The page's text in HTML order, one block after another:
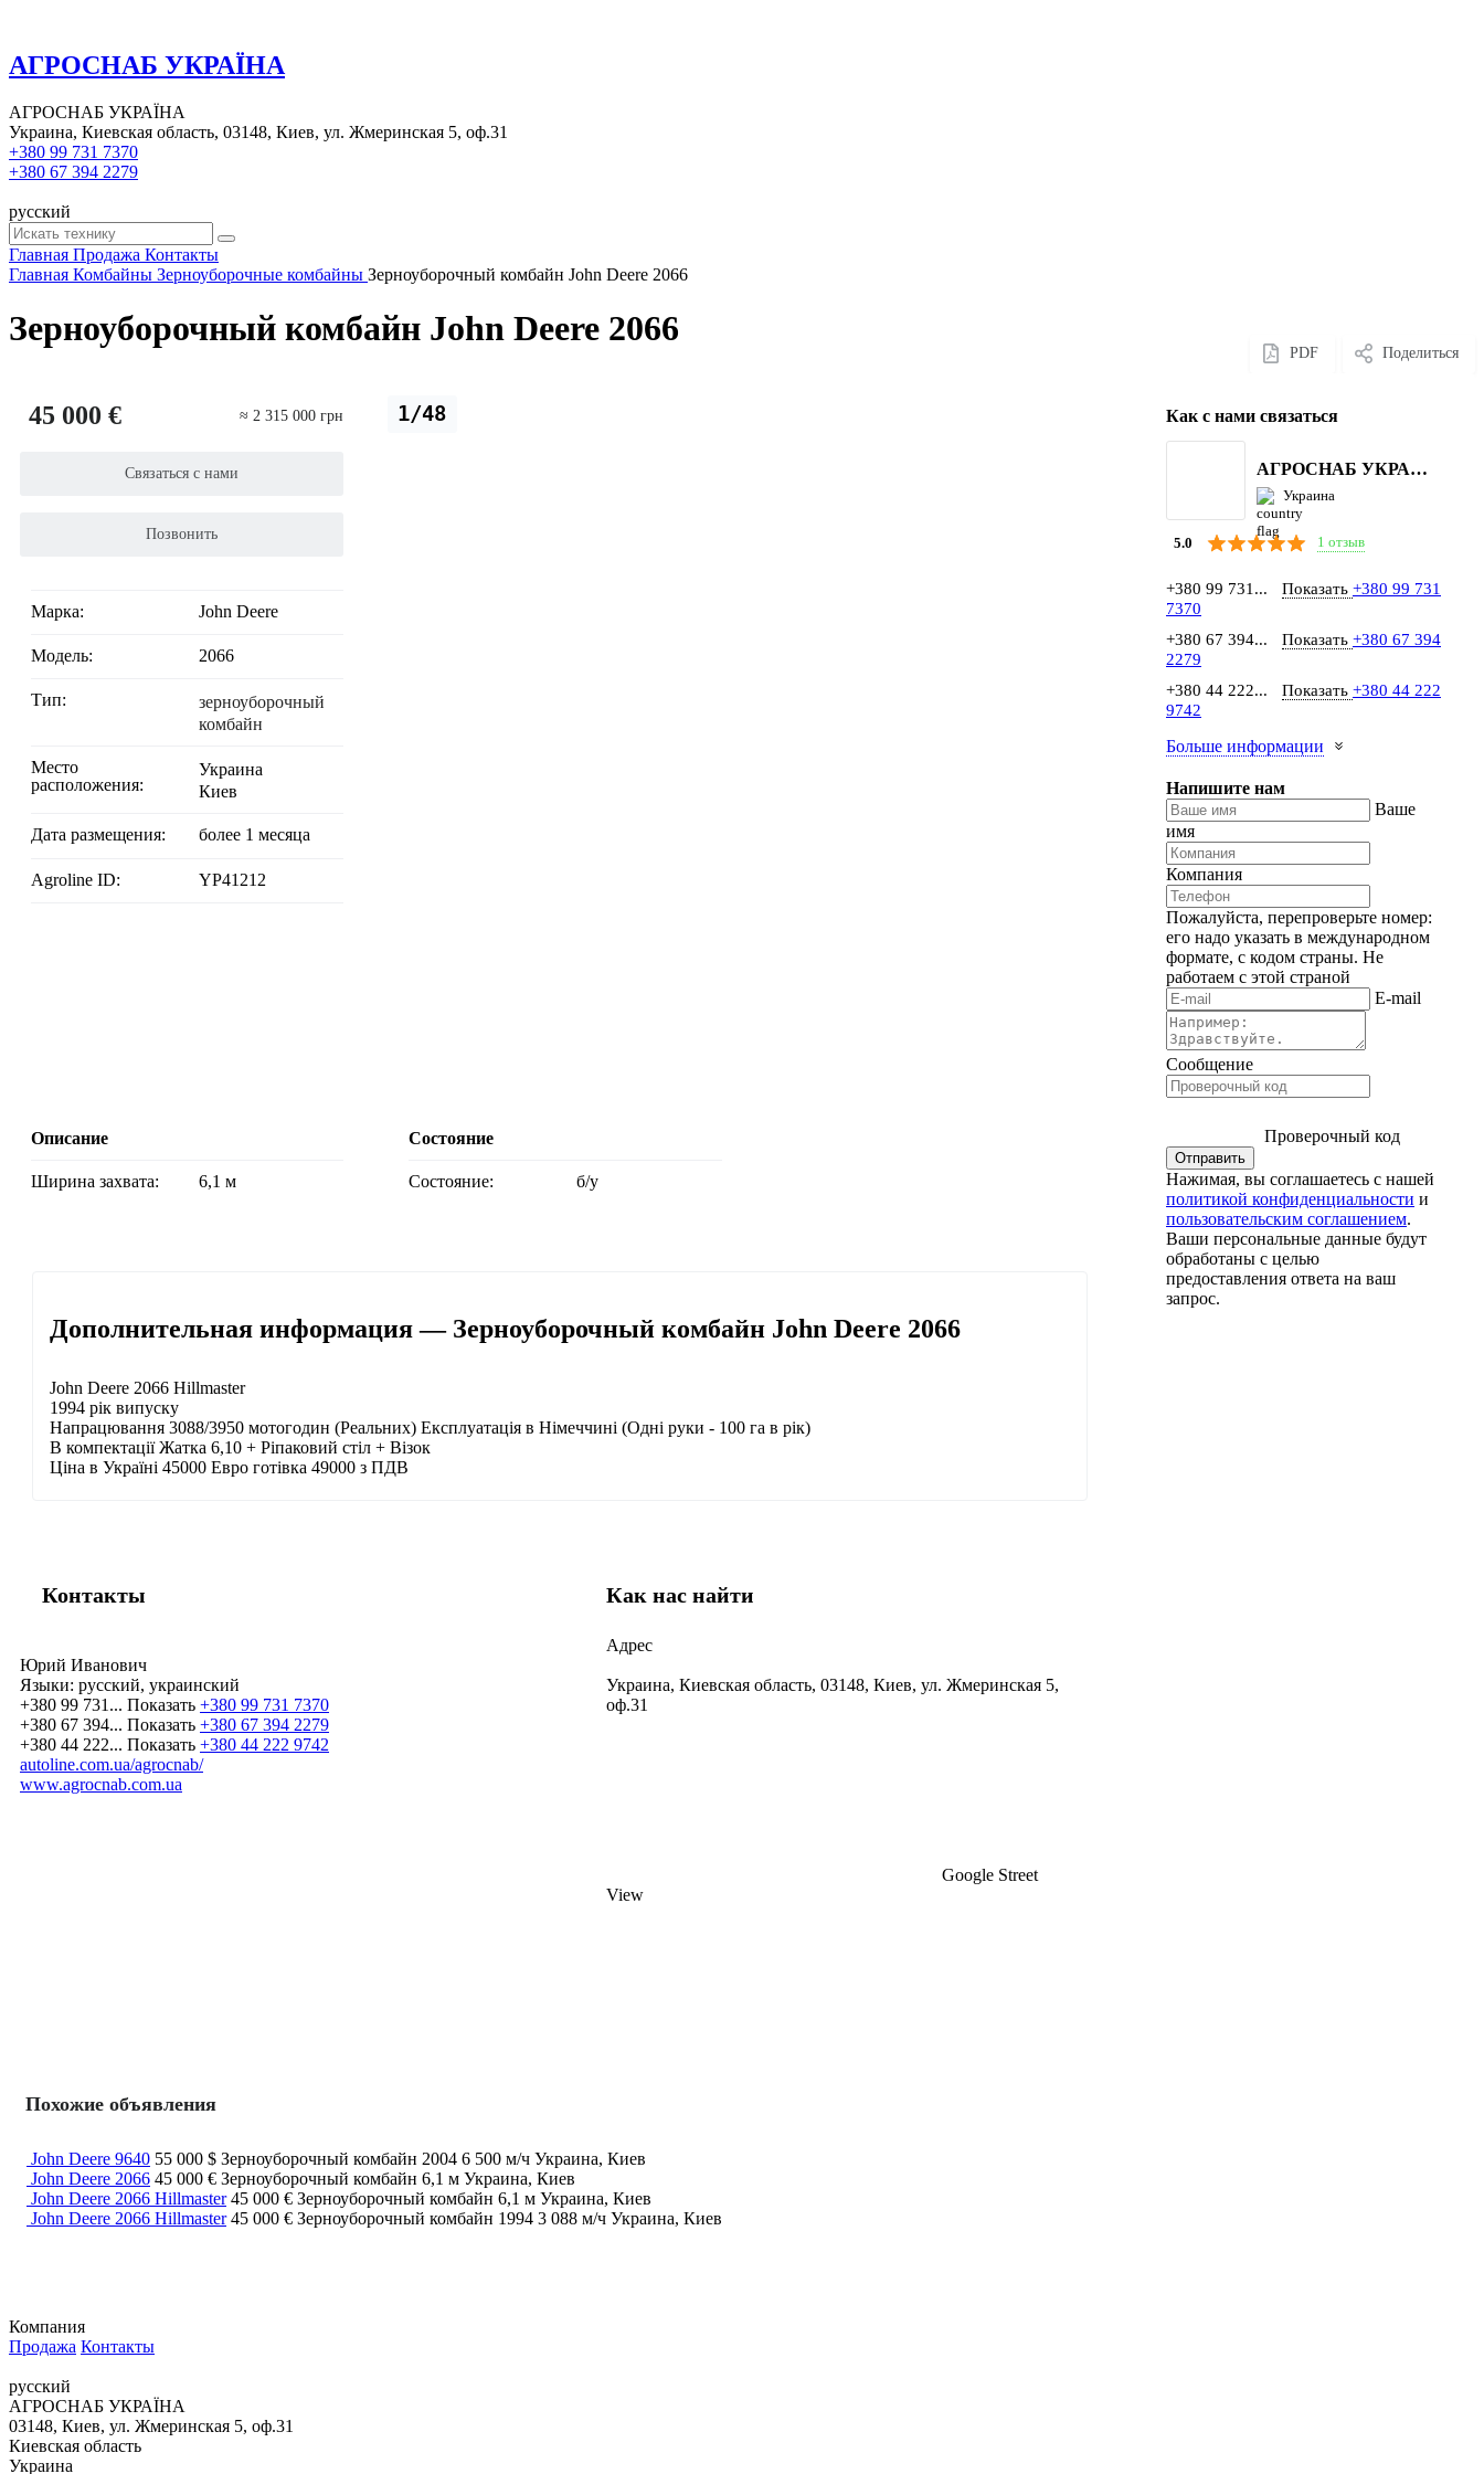
АГРОСНАБ УКРАЇНА
АГРОСНАБ УКРАЇНА
Украина, Киевская область, 03148, Киев, ул. Жмеринская 5, оф.31
+380 99 731 7370
+380 67 394 2279
русский
Главная Продажа Контакты
Главная Комбайны Зерноуборочные комбайны Зерноуборочный комбайн John Deere 2066
Зерноуборочный комбайн John Deere 2066
PDF Поделиться
1/48
45 000 € ≈ 2 315 000 грн
Связаться с нами
Позвонить
Марка: John Deere
Модель: 2066
Тип:
зерноуборочный
комбайн
Место
расположения:
Украина
Киев
Дата размещения: более 1 месяца
Agroline ID: YP41212
Описание
Ширина захвата: 6,1 м
Состояние
Состояние: б/у
Дополнительная информация — Зерноуборочный комбайн John Deere 2066
John Deere 2066 Hillmaster
1994 рік випуску
Напрацювання 3088/3950 мотогодин (Реальних) Експлуатація в Німеччині (Одні руки - 100 га в рік)
В компектації Жатка 6,10 + Ріпаковий стіл + Візок
Ціна в Україні 45000 Евро готівка 49000 з ПДВ
Как с нами связаться
АГРОСНАБ УКРАЇНА
Украина
5.0 1 отзыв
+380 99 731... Показать +380 99 731
7370
+380 67 394...
Показать +380 67 394
2279
+380 44 222...
Показать +380 44 222
9742
Больше информации
Напишите нам
Ваше
имя
Компания
Пожалуйста, перепроверьте номер:
его надо указать в международном
формате, с кодом страны. Не
работаем с этой страной
E-mail
Сообщение
Проверочный код
Нажимая, вы соглашаетесь с нашей
политикой конфиденциальности и
пользовательским соглашением.
Ваши персональные данные будут
обработаны с целью
предоставления ответа на ваш
запрос.
Контакты
Юрий Иванович
Языки: русский, украинский
+380 99 731... Показать +380 99 731 7370
+380 67 394... Показать +380 67 394 2279
+380 44 222... Показать +380 44 222 9742
autoline.com.ua/agrocnab/
www.agrocnab.com.ua
Как нас найти
Адрес
Украина, Киевская область, 03148, Киев, ул. Жмеринская 5,
оф.31
Google Street
View
Похожие объявления
John Deere 9640 55 000 $ Зерноуборочный комбайн 2004 6 500 м/ч Украина, Киев
John Deere 2066 45 000 € Зерноуборочный комбайн 6,1 м Украина, Киев
John Deere 2066 Hillmaster 45 000 € Зерноуборочный комбайн 6,1 м Украина, Киев
John Deere 2066 Hillmaster 45 000 € Зерноуборочный комбайн 1994 3 088 м/ч Украина, Киев
Компания
Продажа Контакты
русский
АГРОСНАБ УКРАЇНА
03148, Киев, ул. Жмеринская 5, оф.31
Киевская область
Украина